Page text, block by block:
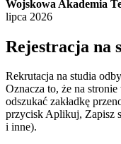
Wojskowa Akademia
lipca 2026
Rejestracja na
Rekrutacja na studia
Oznacza to, że na
odszukać zakładkę
przycisk Aplikuj, Zapisz
i inne).